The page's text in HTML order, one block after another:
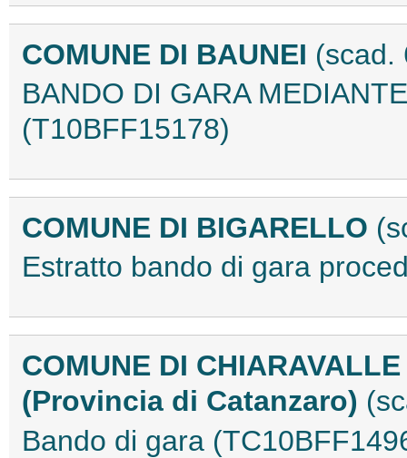
COMUNE DI BAUNEI (scad.
BANDO DI GARA
(T10BFF15178)
COMUNE DI BIGARELLO
Estratto bando di gara
COMUNE DI
(Provincia di Catanzaro)
Bando di gara